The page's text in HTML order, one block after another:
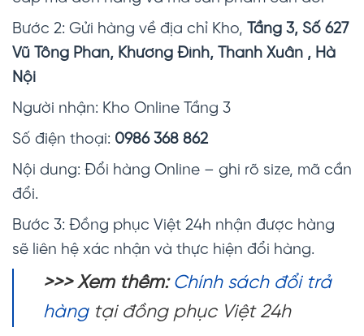
Bước 2: Gửi hàng về địa chỉ Kho, Tầng 3, Số 627
Vũ Tông Phan, Khương Đình, Thanh Xuân , Hà
Nội
Người nhận: Kho Online Tầng 3
Số điện thoại: 0986 368 862
Nội dung: Đổi hàng Online – ghi rõ size, mã cần
đổi.
Bước 3: Đồng phục Việt 24h nhận được hàng
sẽ liên hệ xác nhận và thực hiện đổi hàng.
>>> Xem thêm: Chính sách đổi trả
hàngtại đồng phục Việt 24h